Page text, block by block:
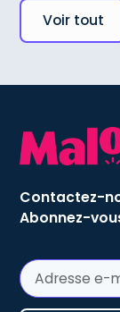
Voir tout
Contactez-
Abonnez-